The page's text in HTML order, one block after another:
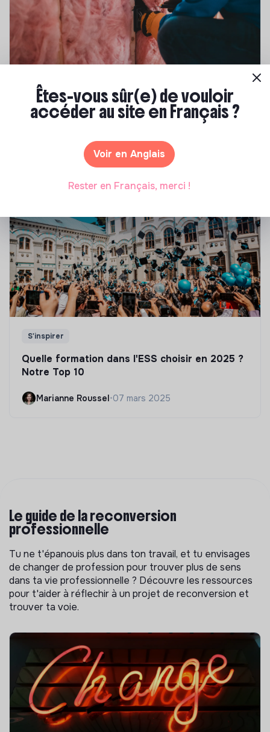
Compétences & formations
énergétique des bâtiments
Marianne Roussel•21 janvier 2025
S'inspirer
Quelle formation dans l'ESS choisir en 2025 ?
Notre Top 10
Marianne Roussel•07 mars 2025
Le guide de la reconversion
professionnelle
Tu ne t'épanouis plus dans ton travail, et tu envisages
de changer de profession pour trouver plus de sens
dans ta vie professionnelle ? Découvre les ressources
pour t'aider à réflechir à un projet de reconversion et
trouver ta voie.
Êtes-vous sûr(e) de vouloir
accéder au site en Français ?
Voir en Anglais
Rester en Français, merci !